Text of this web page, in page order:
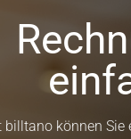
billtano können Sie